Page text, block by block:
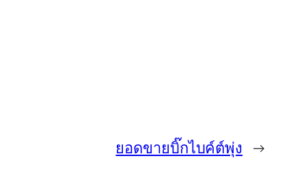
ยอดขายบิ๊กไบค์ต์พุ่ง →